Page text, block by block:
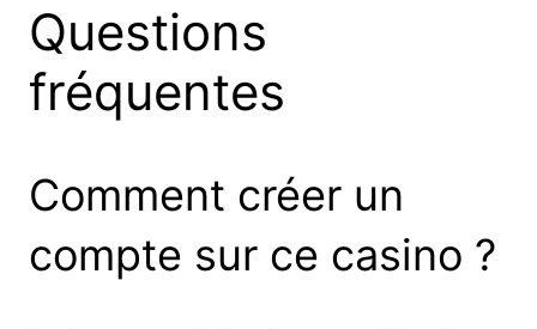
Questions
fréquentes
Comment créer un
compte sur ce casino ?